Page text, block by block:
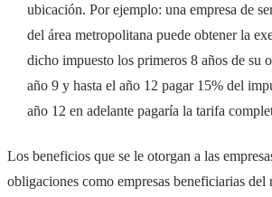
ubicación. Por ejemplo: una empresa de
del área metropolitana puede obtener la
dicho impuesto los primeros 8 años de su
año 9 y hasta el año 12 pagar 15% del
año 12 en adelante pagaría la tarifa
Los beneficios que se le otorgan a las
obligaciones como empresas beneficiarias del